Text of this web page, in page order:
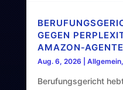
GEGEN
Aug. 6, 2026 Allgemein,
Berufungsgericht